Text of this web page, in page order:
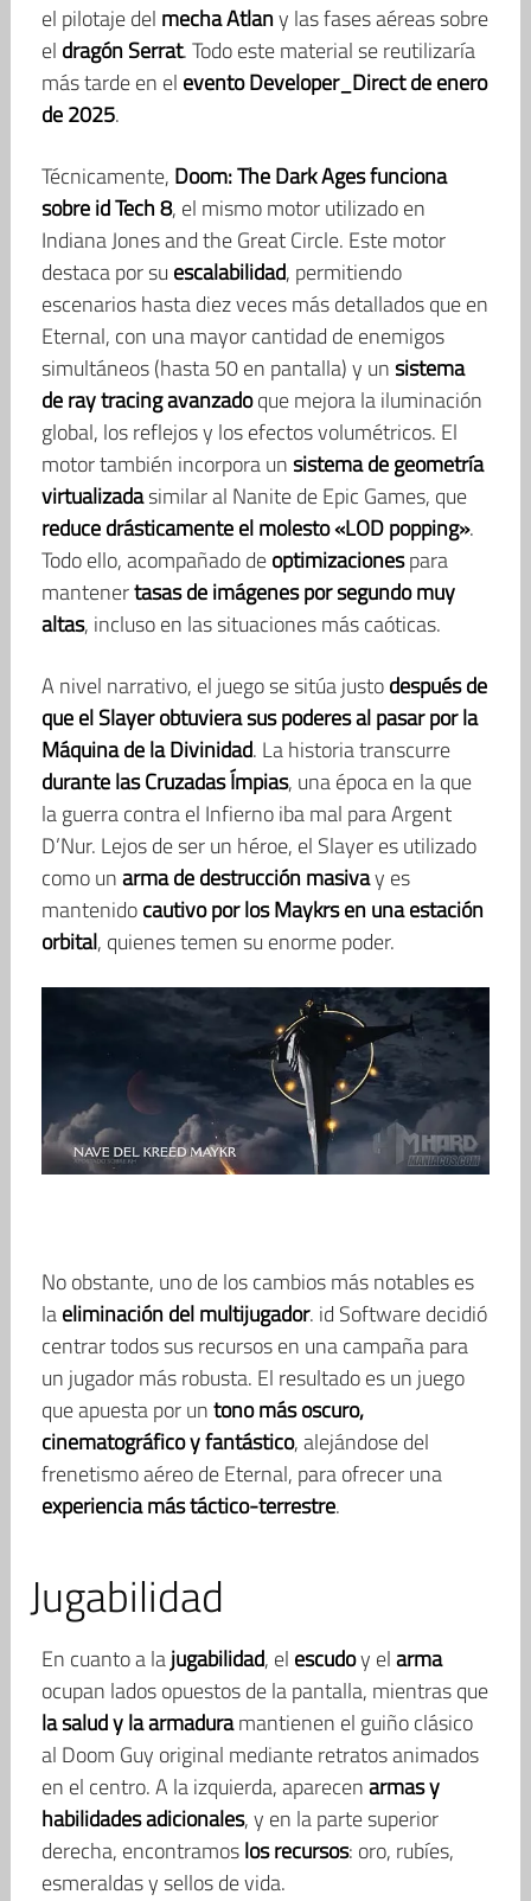
el pilotaje del mecha Atlany las fases aéreas sobre
el dragón Serrat. Todo este material se reutilizaría
más tarde en el evento Developer_Direct de enero
de 2025.
Técnicamente, Doom: The Dark Ages funciona
sobre id Tech 8, el mismo motor utilizado en
Indiana Jones and the Great Circle. Este motor
destaca por su escalabilidad, permitiendo
escenarios hasta diez veces más detallados que en
Eternal, con una mayor cantidad de enemigos
simultáneos (hasta 50 en pantalla) y unsistema
de ray tracing avanzadoque mejora la iluminación
global, los reflejos y los efectos volumétricos. El
motor también incorpora unsistema de geometría
virtualizadasimilar al Nanite de Epic Games, que
reduce drásticamente el molesto «LOD popping».
Todo ello, acompañado deoptimizacionespara
mantenertasas de imágenes por segundo muy
altas, incluso en las situaciones más caóticas.
A nivel narrativo, el juego se sitúa justodespués de
que el Slayer obtuviera sus poderes al pasar por la
Máquina de la Divinidad. La historia transcurre
durante las Cruzadas Ímpias, una época en la que
la guerra contra el Infierno iba mal para Argent
D’Nur. Lejos de ser un héroe, el Slayer es utilizado
como unarma de destrucción masivay es
mantenidocautivo por los Maykrs en una estación
orbital, quienes temen su enorme poder.
No obstante, uno de los cambios más notables es
laeliminación del multijugador. id Software decidió
centrar todos sus recursos en una campaña para
un jugador más robusta. El resultado es un juego
que apuesta por untono más oscuro,
cinematográfico y fantástico, alejándose del
frenetismo aéreo de Eternal, para ofrecer una
experiencia más táctico-terrestre.
Jugabilidad
En cuanto a lajugabilidad, el escudoy elarma
ocupan lados opuestos de la pantalla, mientras que
la salud y la armaduramantienen el guiño clásico
al Doom Guy original mediante retratos animados
en el centro. A la izquierda, aparecenarmas y
habilidades adicionales, y en la parte superior
derecha, encontramoslos recursos: oro, rubíes,
esmeraldas y sellos de vida.